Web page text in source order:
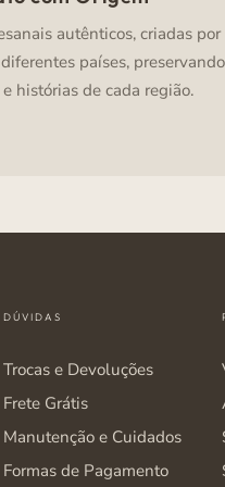
autênticos, criadas por
países, preservando
histórias de cada região.
DÚVIDAS
Trocas e Devoluções
Frete Grátis
Manutenção e Cuidados
Formas de Pagamento